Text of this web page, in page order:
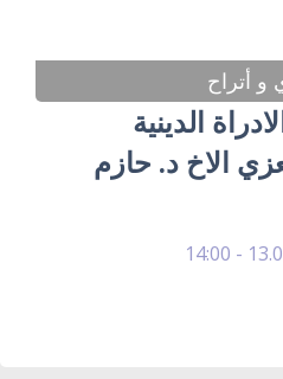
و أتراح
الدينية
الاخ د. حازم